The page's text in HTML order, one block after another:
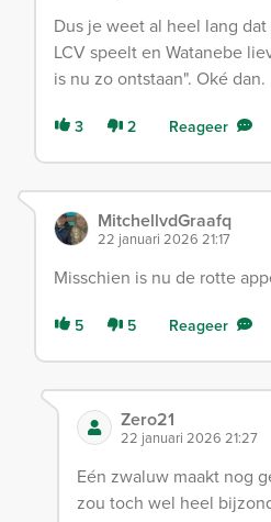
Dus je weet al heel lang
LCV speelt en Watanebe
is nu zo ontstaan". Oké dan.
3 2 Reageer
MitchellvdGraafq
22 januari 2026 21:17
Misschien is nu de rotte
5 5 Reageer
Zero21
22 januari 2026 21:27
Eén zwaluw maakt nog
zou toch wel heel